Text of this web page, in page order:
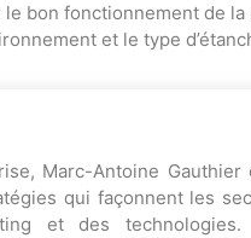
bon fonctionnement de la
et le type
Marc-Antoine Gauthier
qui façonnent les
et des